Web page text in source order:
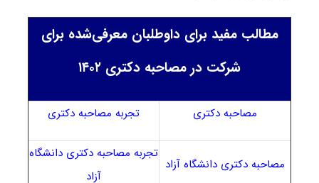
مطالب مفید برای داوطلبان معرفی‌شده برای
شرکت در مصاحبه دکتری ۱۴۰۲
مصاحبه دکتری تجربه مصاحبه دکتری
مصاحبه دکتری دانشگاه آزاد
تجربه مصاحبه دکتری دانشگاه
آزاد